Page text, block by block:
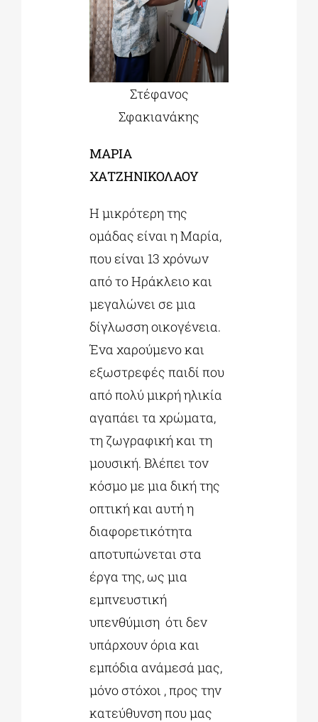
Στέφανος
Σφακιανάκης
ΜΑΡΙΑ
ΧΑΤΖΗΝΙΚΟΛΑΟΥ
Η μικρότερη της
ομάδας είναι η Μαρία,
που είναι 13 χρόνων
από το Ηράκλειο και
μεγαλώνει σε μια
δίγλωσση οικογένεια.
Ένα χαρούμενο και
εξωστρεφές παιδί που
από πολύ μικρή ηλικία
αγαπάει τα χρώματα,
τη ζωγραφική και τη
μουσική. Βλέπει τον
κόσμο με μια δική της
οπτική και αυτή η
διαφορετικότητα
αποτυπώνεται στα
έργα της, ως μια
εμπνευστική
υπενθύμιση ότι δεν
υπάρχουν όρια και
εμπόδια ανάμεσά μας,
μόνο στόχοι , προς την
κατεύθυνση που μας